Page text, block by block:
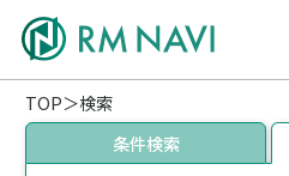
TOP
検索
条件検索